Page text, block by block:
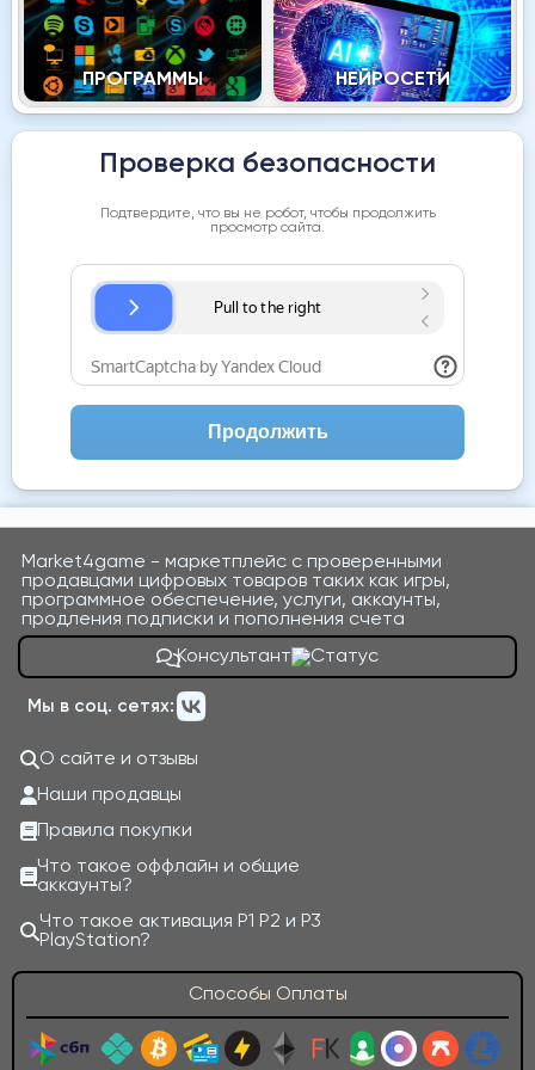
ПРОГРАММЫ НЕЙРОСЕТИ
Проверка безопасности
Подтвердите, что вы не робот, чтобы продолжить
просмотр сайта.
Продолжить
Market4game - маркетплейс с проверенными
продавцами цифровых товаров таких как игры,
программное обеспечение, услуги, аккаунты,
продления подписки и пополнения счета
Консультант
Мы в соц. сетях:
О сайте и отзывы
Наши продавцы
Правила покупки
Что такое оффлайн и общие
аккаунты?
Что такое активация P1 P2 и P3
PlayStation?
Способы Оплаты